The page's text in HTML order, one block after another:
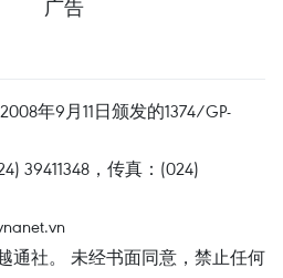
广告
年9月11日颁发的1374/GP-
39411348，传真：(024)
通社。 未经书面同意，禁止任何